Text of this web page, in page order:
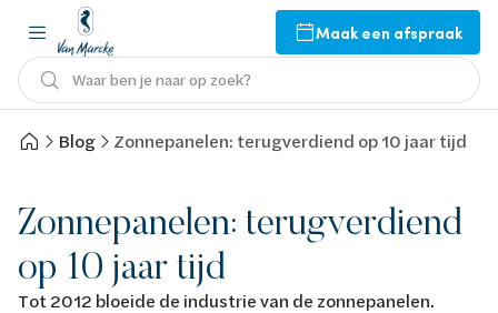
Maak een afspraak
Waar ben je naar op zoek?
Blog Zonnepanelen: terugverdiend op 10 jaar tijd
Zonnepanelen: terugverdiend
op 10 jaar tijd
Tot 2012 bloeide de industrie van de zonnepanelen.